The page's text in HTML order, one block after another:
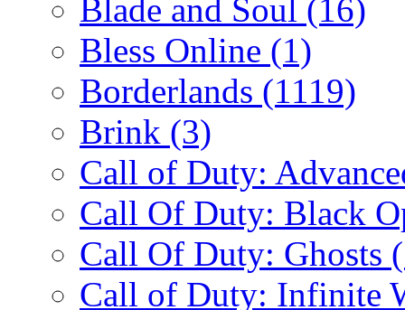
Blade and Soul (16)
Bless Online (1)
Borderlands (1119)
Brink (3)
Call of Duty:
Call Of Duty: Black
Call Of Duty: Ghosts
Call of Duty: Infinite